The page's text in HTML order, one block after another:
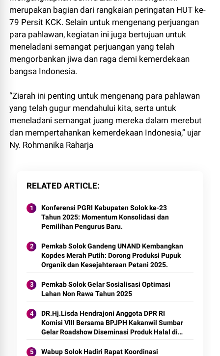
merupakan bagian dari rangkaian peringatan HUT ke-
79 Persit KCK. Selain untuk mengenang perjuangan
para pahlawan, kegiatan ini juga bertujuan untuk
meneladani semangat perjuangan yang telah
mengorbankan jiwa dan raga demi kemerdekaan
bangsa Indonesia.
“Ziarah ini penting untuk mengenang para pahlawan
yang telah gugur mendahului kita, serta untuk
meneladani semangat juang mereka dalam merebut
dan mempertahankan kemerdekaan Indonesia,” ujar
Ny. Rohmanika Raharja
RELATED ARTICLE
Konferensi PGRI Kabupaten Solok ke-23
Tahun 2025: Momentum Konsolidasi dan
Pemilihan Pengurus Baru.
Pemkab Solok Gandeng UNAND Kembangkan
Kopdes Merah Putih: Dorong Produksi Pupuk
Organik dan Kesejahteraan Petani 2025.
Pemkab Solok Gelar Sosialisasi Optimasi
Lahan Non Rawa Tahun 2025
DR.Hj.Lisda Hendrajoni Anggota DPR RI
Komisi VIII Bersama BPJPH Kakanwil Sumbar
Gelar Roadshow Diseminasi Produk Halal di
Wabup Solok Hadiri Rapat Koordinasi